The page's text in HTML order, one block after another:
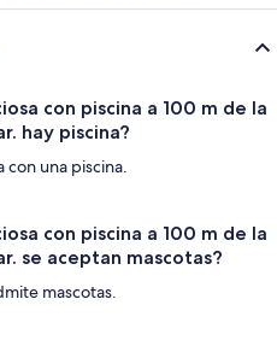
con piscina a 100 m de la
hay piscina?
con una piscina.
con piscina a 100 m de la
se aceptan mascotas?
mascotas.